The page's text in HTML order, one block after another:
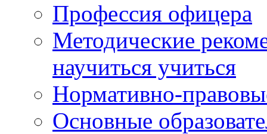
Профессия офицера
Методические
научиться учиться
Нормативно-
Основные